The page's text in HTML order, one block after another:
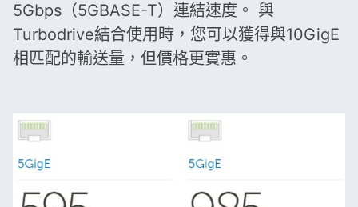
5Gbps（5GBASE-T）連結速度。 與
Turbodrive結合使用時，您可以獲得與10GigE
相匹配的輸送量，但價格更實惠。